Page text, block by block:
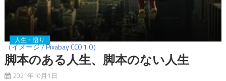
（イメージ / Pixabay CC0 1.0）
人生・悟り
脚本のある人生、脚本のない人生
2021年10月1日